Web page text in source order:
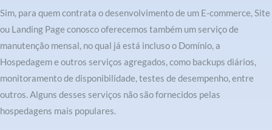
Sim, para quem contrata o desenvolvimento de um E-commerce, Site
ou Landing Page conosco oferecemos também um serviço de
manutenção mensal, no qual já está incluso o Domínio, a
Hospedagem e outros serviços agregados, como backups diários,
monitoramento de disponibilidade, testes de desempenho, entre
outros. Alguns desses serviços não são fornecidos pelas
hospedagens mais populares.